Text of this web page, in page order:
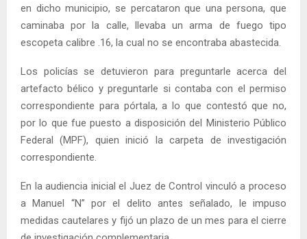
en dicho municipio, se percataron que una persona, que
caminaba por la calle, llevaba un arma de fuego tipo
escopeta calibre .16, la cual no se encontraba abastecida.
Los policías se detuvieron para preguntarle acerca del
artefacto bélico y preguntarle si contaba con el permiso
correspondiente para pórtala, a lo que contestó que no,
por lo que fue puesto a disposición del Ministerio Público
Federal (MPF), quien inició la carpeta de investigación
correspondiente.
En la audiencia inicial el Juez de Control vinculó a proceso
a Manuel “N” por el delito antes señalado, le impuso
medidas cautelares y fijó un plazo de un mes para el cierre